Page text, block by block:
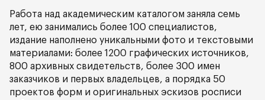
Работа над академическим каталогом заняла семь
лет, ею занимались более 100 специалистов,
издание наполнено уникальными фото и текстовыми
материалами: более 1200 графических источников,
800 архивных свидетельств, более 300 имен
заказчиков и первых владельцев, а порядка 50
проектов форм и оригинальных эскизов росписи